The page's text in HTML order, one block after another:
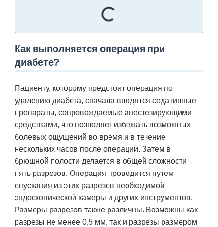
Как выполняется операция при
диабете?
Пациенту, которому предстоит операция по
удалению диабета, сначала вводятся седативные
препараты, сопровождаемые анестезирующими
средствами, что позволяет избежать возможных
болевых ощущений во время и в течение
нескольких часов после операции. Затем в
брюшной полости делается в общей сложности
пять разрезов. Операция проводится путем
опускания из этих разрезов необходимой
эндоскопической камеры и других инструментов.
Размеры разрезов также различны. Возможны как
разрезы не менее 0,5 мм, так и разрезы размером